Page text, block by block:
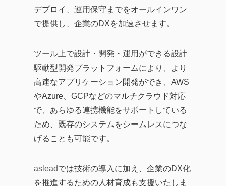
デプロイ、運用保守までをオールインワン
で提供し、企業のDXを加速させます。
ツール上で設計・開発・運用ができる設計
駆動型開発プラットフォームにより、より
高速なアプリケーション開発ができ、AWS
やAzure、GCPなどのマルチクラウド対応
で、あらゆる連携機能をサポートしている
ため、既存のシステムをシームレスにつな
げることも可能です。
asleadでは技術の導入に加え、企業のDX化
を推進するための人材育成も支援いたしま